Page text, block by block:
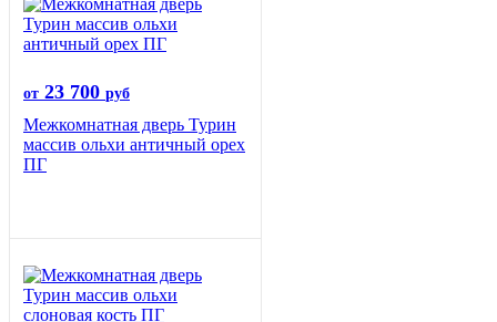
от 23 700 руб
Межкомнатная дверь Турин
массив ольхи античный орех
ПГ